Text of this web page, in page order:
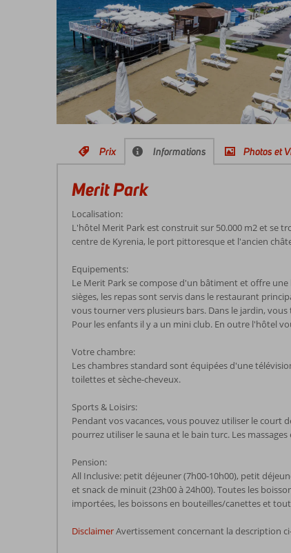
Prix Informations Photos et
Merit Park
Localisation:
L'hôtel Merit Park est construit sur 50.000 m2 et se
centre de Kyrenia, le port pittoresque et l'ancien
Equipements:
Le Merit Park se compose d'un bâtiment et offre une
sièges, les repas sont servis dans le restaurant
vous tourner vers plusieurs bars. Dans le jardin,
Pour les enfants il y a un mini club. En outre l'hôtel
Votre chambre:
Les chambres standard sont équipées d'une
toilettes et sèche-cheveux.
Sports & Loisirs:
Pendant vos vacances, vous pouvez utiliser le court
pourrez utiliser le sauna et le bain turc. Les
Pension:
All Inclusive: petit déjeuner (7h00-10h00), petit
et snack de minuit (23h00 à 24h00). Toutes les
importées, les boissons en bouteilles/canettes et
DisclaimerAvertissement concernant la description